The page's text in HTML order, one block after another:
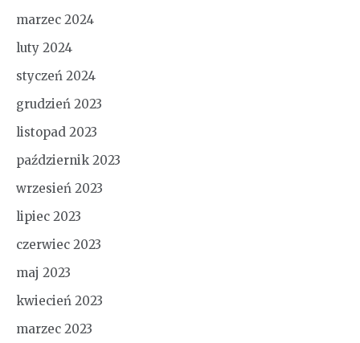
marzec 2024
luty 2024
styczeń 2024
grudzień 2023
listopad 2023
październik 2023
wrzesień 2023
lipiec 2023
czerwiec 2023
maj 2023
kwiecień 2023
marzec 2023